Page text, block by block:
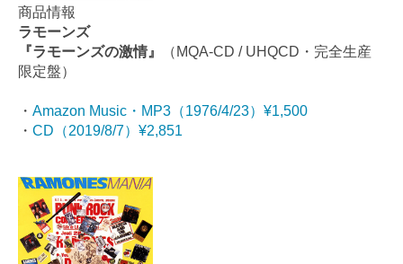
商品情報
ラモーンズ
『ラモーンズの激情』
（MQA-CD / UHQCD・完全生産
限定盤）
・ Amazon Music・MP3（1976/4/23）¥1,500
・ CD（2019/8/7）¥2,851